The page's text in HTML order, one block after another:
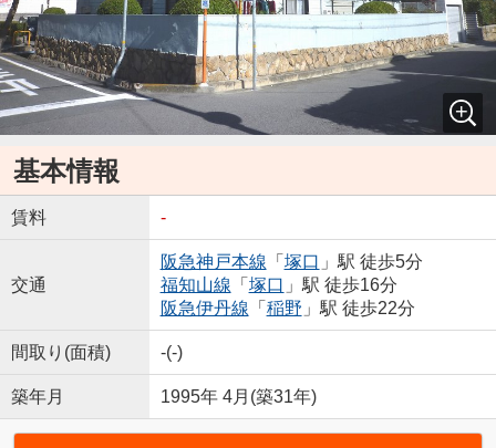
基本情報
賃料 -
交通
阪急神戸本線 「 塚口 」駅 徒歩5分
福知山線 「 塚口 」駅 徒歩16分
阪急伊丹線 「 稲野 」駅 徒歩22分
間取り(面積) -(-)
築年月 1995年 4月(築31年)